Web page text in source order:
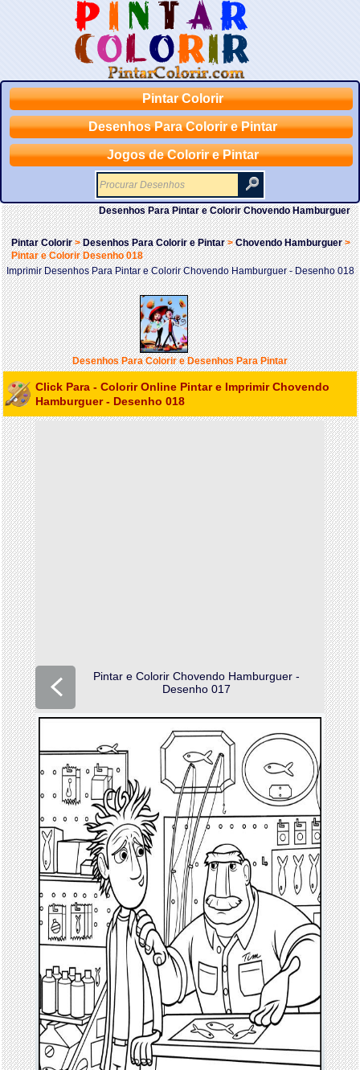
Pintar Colorir
Desenhos Para Colorir e Pintar
Jogos de Colorir e Pintar
Desenhos Para Pintar e Colorir Chovendo Hamburguer
Pintar Colorir>Desenhos Para Colorir e Pintar>Chovendo Hamburguer>
Pintar e Colorir Desenho 018
Imprimir Desenhos Para Pintar e Colorir Chovendo Hamburguer - Desenho 018
Desenhos Para Colorir e Desenhos Para Pintar
Click Para - Colorir Online Pintar e Imprimir Chovendo
Hamburguer - Desenho 018
Pintar e Colorir Chovendo Hamburguer -
Desenho 017